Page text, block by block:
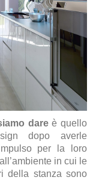
dareè quello
dopo averle
per la loro
in cui le
della stanza sono